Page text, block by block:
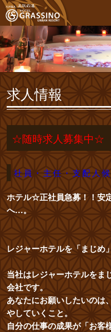
求人情報
☆随時求人募集中☆
社員・主任・支配人
ホテル☆正社員急募！！安
へ…。
レジャーホテルを「まじめ
当社はレジャーホテルをま
会社です。
あなたにお願いしたいのは
やしていくこと。
自分の仕事の成果が「お客